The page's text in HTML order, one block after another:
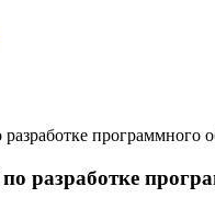
программного
разработке